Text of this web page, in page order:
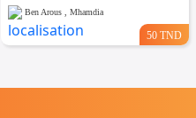
Ben Arous , Mhamdia
50 TND